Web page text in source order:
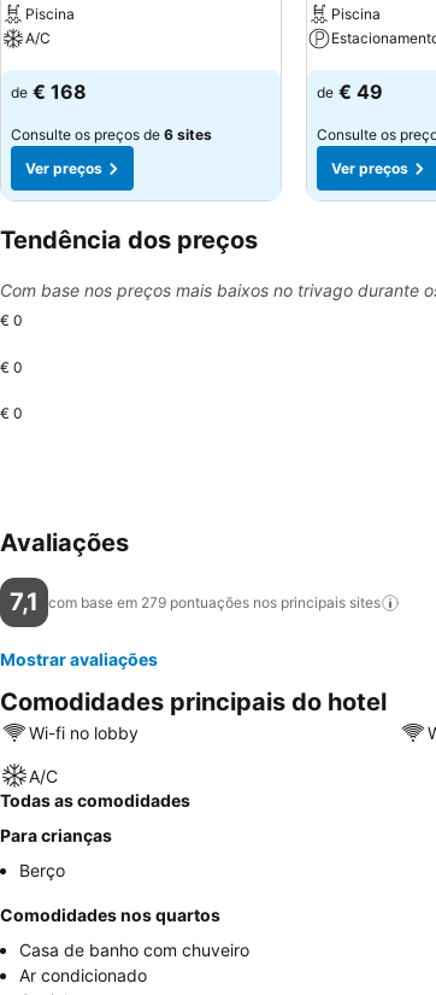
Piscina
A/C
Ver preços
de € 168
Consulte os preços de 6 sites
Ver preços
Piscina
Ver preços
de € 49
Consulte os
Ver preços
Tendência dos preços
Com base nos preços mais baixos no trivago durante
€ 0
€ 0
€ 0
Avaliações
7,1 com base em 279 pontuações nos principais sites
Mostrar avaliações
Comodidades principais do hotel
Wi-fi no lobby
A/C
Todas as comodidades
Para crianças
Berço
Comodidades nos quartos
Casa de banho com chuveiro
Ar condicionado